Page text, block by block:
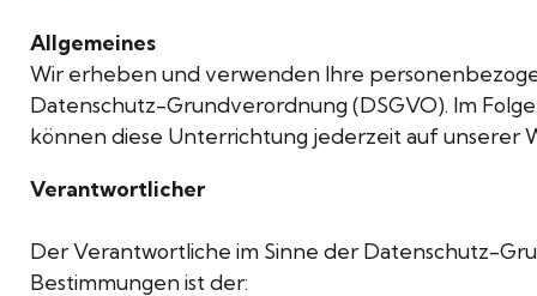
Allgemeines
Wir erheben und verwenden Ihre
Datenschutz-Grundverordnung (DSGVO). Im
können diese Unterrichtung jederzeit auf unserer
Verantwortlicher
Der Verantwortliche im Sinne der Datenschutz-
Bestimmungen ist der: